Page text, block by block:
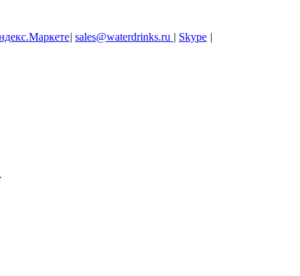
| sales@waterdrinks.ru | Skype |